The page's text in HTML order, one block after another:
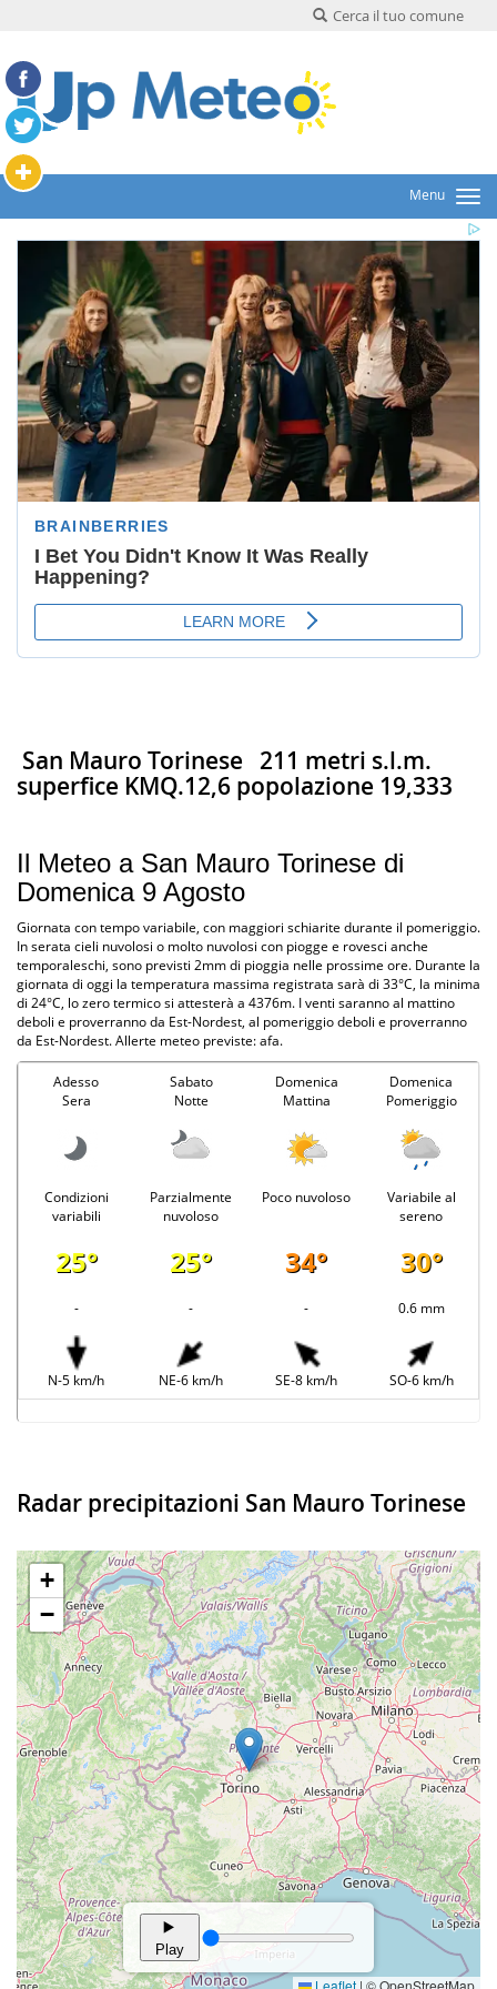
Cerca il tuo comune
Menu
San Mauro Torinese 211 metri s.l.m.
superfice KMQ.12,6 popolazione 19,333
Il Meteo a San Mauro Torinese di
Domenica 9 Agosto
Giornata con tempo variabile, con maggiori schiarite durante il pomeriggio.
In serata cieli nuvolosi o molto nuvolosi con piogge e rovesci anche
temporaleschi, sono previsti 2mm di pioggia nelle prossime ore. Durante la
giornata di oggi la temperatura massima registrata sarà di 33°C, la minima
di 24°C, lo zero termico si attesterà a 4376m. I venti saranno al mattino
deboli e proverranno da Est-Nordest, al pomeriggio deboli e proverranno
da Est-Nordest. Allerte meteo previste: afa.
Adesso
Sera
Sabato
Notte
Domenica
Mattina
Domenica
Pomeriggio
Condizioni
variabili
Parzialmente
nuvoloso
Poco nuvoloso
Variabile al
sereno
25° 25° 34° 30°
- - - 0.6 mm
N-5 km/h NE-6 km/h SE-8 km/h SO-6 km/h
Radar precipitazioni San Mauro Torinese